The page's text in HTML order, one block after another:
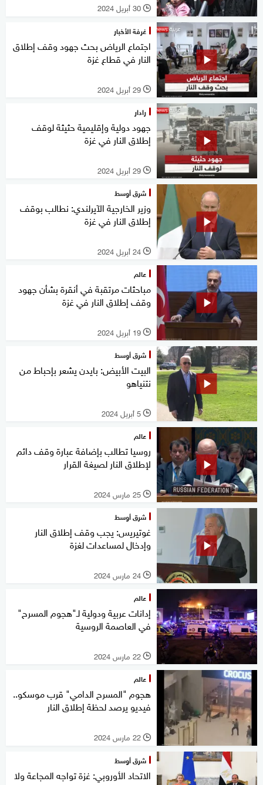
l 30 أبريل 2024
غرفة الأخبار
اجتماع الرياض بحث جهود وقف إطلاق
النار في قطاع غزة
l 29 أبريل 2024
رادار
جهود دولية وإقليمية حثيثة لوقف
إطلاق النار في غزة
l 29 أبريل 2024
شرق أوسط
وزير الخارجية الآيرلندي: نطالب بوقف
إطلاق النار في غزة
l 24 أبريل 2024
عالم
مباحثات مرتقبة في أنقرة بشأن جهود
وقف إطلاق النار في غزة
l 19 أبريل 2024
شرق أوسط
البيت الأبيض: بايدن يشعر بإحباط من
نتنياهو
l 5 أبريل 2024
عالم
روسيا تطالب بإضافة عبارة وقف دائم
لإطلاق النار لصيغة القرار
l 25 مارس 2024
شرق أوسط
غوتيريس: يجب وقف إطلاق النار
وإدخال لمساعدات لغزة
l 24 مارس 2024
عالم
إدانات عربية ودولية لـ"هجوم المسرح"
في العاصمة الروسية
l 22 مارس 2024
عالم
هجوم "المسرح الدامي" قرب موسكو..
فيديو يرصد لحظة إطلاق النار
l 22 مارس 2024
شرق أوسط
الاتحاد الأوروبي: غزة تواجه المجاعة ولا